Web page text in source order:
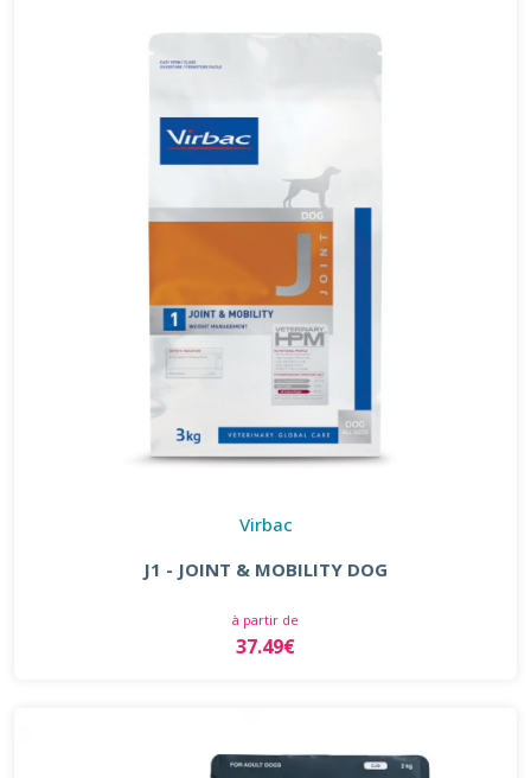
Virbac
J1 - JOINT & MOBILITY DOG
à partir de
37.49€